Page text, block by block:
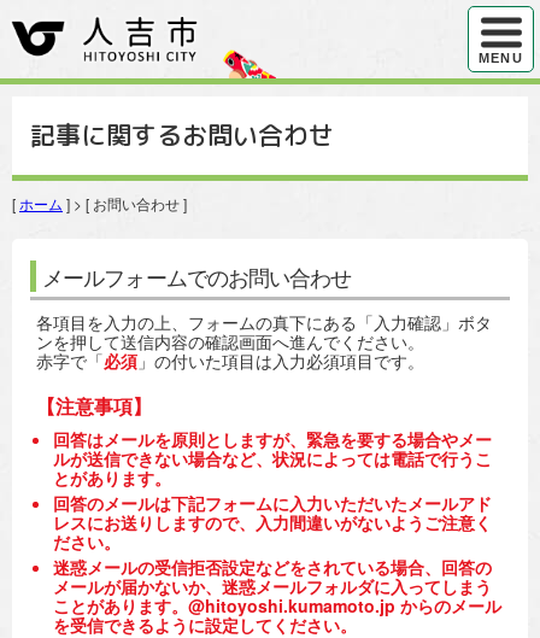
ハンバ
MENU
記事に関するお問い合わせ
[ ホーム ] > [ お問い合わせ ]
メールフォームでのお問い合わせ
各項目を入力の上、フォームの真下にある「入力確認」ボタ
ンを押して送信内容の確認画面へ進んでください。
赤字で「必須 」の付いた項目は入力必須項目です。
【注意事項】
回答はメールを原則としますが、緊急を要する場合やメー
ルが送信できない場合など、状況によっては電話で行うこ
とがあります。
回答のメールは下記フォームに入力いただいたメールアド
レスにお送りしますので、入力間違いがないようご注意く
ださい。
迷惑メールの受信拒否設定などをされている場合、回答の
メールが届かないか、迷惑メールフォルダに入ってしまう
ことがあります。@hitoyoshi.kumamoto.jp からのメール
を受信できるように設定してください。